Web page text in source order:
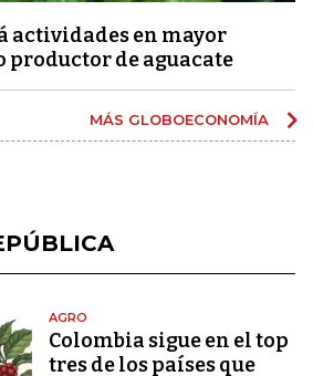
actividades en mayor
productor de aguacate
MÁS GLOBOECONOMÍA
AGRO
Colombia sigue en el top
tres de los países que